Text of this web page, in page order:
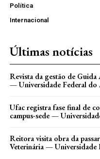
Política
Internacional
Últimas notícias
Revista da gestão de
— Universidade Federal do
Ufac registra fase final de
campus-sede —
Reitora visita obra da
Veterinária — Universidade